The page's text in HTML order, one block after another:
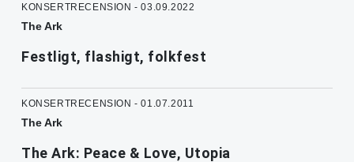
KONSERTRECENSION - 03.09.2022
The Ark
Festligt, flashigt, folkfest
KONSERTRECENSION - 01.07.2011
The Ark
The Ark: Peace & Love, Utopia